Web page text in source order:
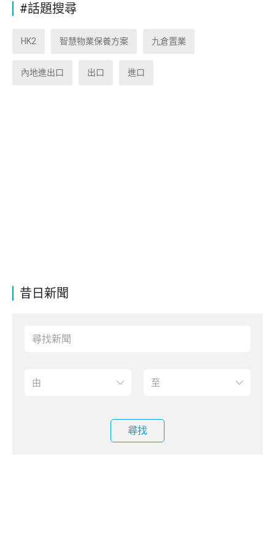
昔日新聞
尋找
#話題搜尋
HK2 智慧物業保養方案 九倉置業
內地進出口 出口 進口